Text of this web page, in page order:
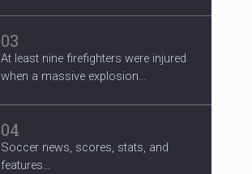
03
At least nine firefighters were injured
when a massive explosion...
04
Soccer news, scores, stats, and
features...